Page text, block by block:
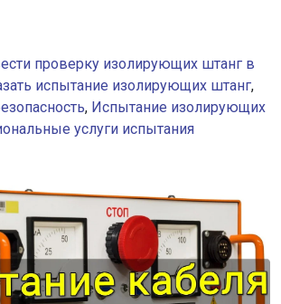
проверку изолирующих штанг в
испытание изолирующих штанг,
, Испытание изолирующих
услуги испытания